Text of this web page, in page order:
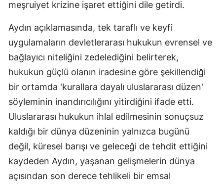
meşruiyet krizine işaret ettiğini dile getirdi.
Aydın açıklamasında, tek taraflı ve keyfi
uygulamaların devletlerarası hukukun evrensel ve
bağlayıcı niteliğini zedelediğini belirterek,
hukukun güçlü olanın iradesine göre şekillendiği
bir ortamda 'kurallara dayalı uluslararası düzen'
söyleminin inandırıcılığını yitirdiğini ifade etti.
Uluslararası hukukun ihlal edilmesinin sonuçsuz
kaldığı bir dünya düzeninin yalnızca bugünü
değil, küresel barışı ve geleceği de tehdit ettiğini
kaydeden Aydın, yaşanan gelişmelerin dünya
açısından son derece tehlikeli bir emsal